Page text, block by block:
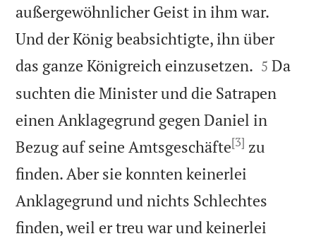
außergewöhnlicher Geist in ihm war.
Und der König beabsichtigte, ihn über
das ganze Königreich einzusetzen. 

5 Da
suchten die Minister und die Satrapen
einen Anklagegrund gegen Daniel in
Bezug auf seine Amtsgeschäfte[3] zu
finden. Aber sie konnten keinerlei
Anklagegrund und nichts Schlechtes
finden, weil er treu war und keinerlei